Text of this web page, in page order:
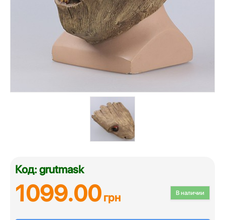
Код: grutmask
В наличии
1099.00грн